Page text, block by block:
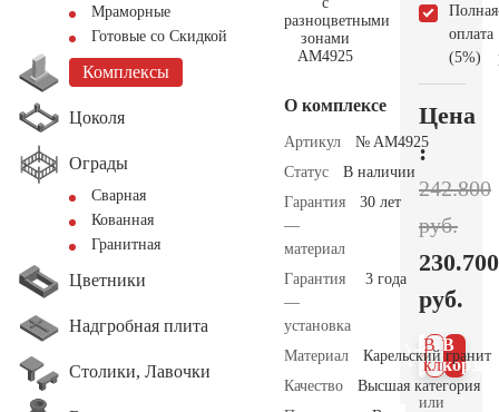
Мраморные
Готовые со Скидкой
Комплексы
Цоколя
Ограды
Сварная
Кованная
Гранитная
Цветники
Надгробная плита
Столики, Лавочки
О комплексе
Артикул
№ AM4925
Статус
В наличии
Гарантия
—
материал
30 лет
Гарантия
—
установка
3 года
Материал
Карельский гранит
Качество
Высшая категория
Полная
оплата
(5%)
Цена
:
242.800
руб.
230.700
руб.
В
В 1
клик
или